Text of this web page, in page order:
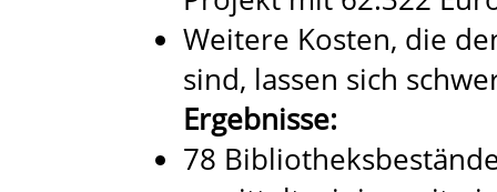
Weitere Kosten, die
sind, lassen sich
Ergebnisse:
78